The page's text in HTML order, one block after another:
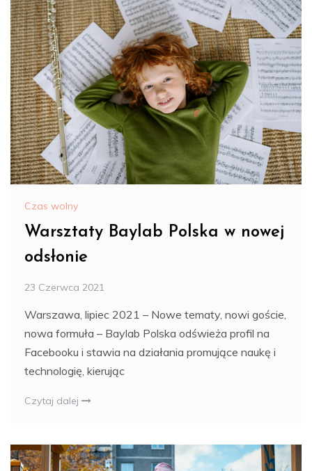
Czas wolny
Warsztaty Baylab Polska w nowej
odsłonie
23 Czerwca 2021
Warszawa, lipiec 2021 – Nowe tematy, nowi goście,
nowa formuła – Baylab Polska odświeża profil na
Facebooku i stawia na działania promujące naukę i
technologię, kierując
Czytaj dalej